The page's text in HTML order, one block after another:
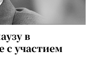
в
с участием